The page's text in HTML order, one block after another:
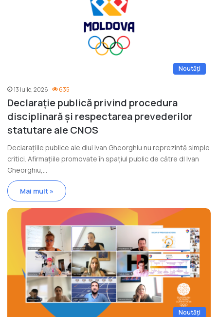
Noutăți
13 iulie, 2026 635
Declarație publică privind procedura
disciplinară și respectarea prevederilor
statutare ale CNOS
Declarațiile publice ale dlui Ivan Gheorghiu nu reprezintă simple
critici. Afirmațiile promovate în spațiul public de către dl Ivan
Gheorghiu,…
Mai mult »
Noutăți